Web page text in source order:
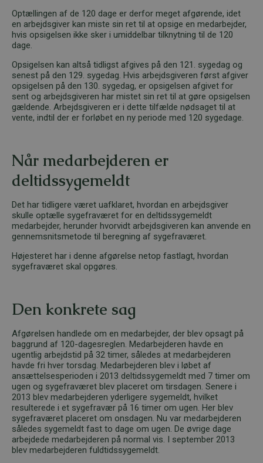
Optællingen af de 120 dage er derfor meget afgørende, idet
en arbejdsgiver kan miste sin ret til at opsige en medarbejder,
hvis opsigelsen ikke sker i umiddelbar tilknytning til de 120
dage.
Opsigelsen kan altså tidligst afgives på den 121. sygedag og
senest på den 129. sygedag. Hvis arbejdsgiveren først afgiver
opsigelsen på den 130. sygedag, er opsigelsen afgivet for
sent og arbejdsgiveren har mistet sin ret til at gøre opsigelsen
gældende. Arbejdsgiveren er i dette tilfælde nødsaget til at
vente, indtil der er forløbet en ny periode med 120 sygedage.
Når medarbejderen er
deltidssygemeldt
Det har tidligere været uafklaret, hvordan en arbejdsgiver
skulle optælle sygefraværet for en deltidssygemeldt
medarbejder, herunder hvorvidt arbejdsgiveren kan anvende en
gennemsnitsmetode til beregning af sygefraværet.
Højesteret har i denne afgørelse netop fastlagt, hvordan
sygefraværet skal opgøres.
Den konkrete sag
Afgørelsen handlede om en medarbejder, der blev opsagt på
baggrund af 120-dagesreglen. Medarbejderen havde en
ugentlig arbejdstid på 32 timer, således at medarbejderen
havde fri hver torsdag. Medarbejderen blev i løbet af
ansættelsesperioden i 2013 deltidssygemeldt med 7 timer om
ugen og sygefraværet blev placeret om tirsdagen. Senere i
2013 blev medarbejderen yderligere sygemeldt, hvilket
resulterede i et sygefravær på 16 timer om ugen. Her blev
sygefraværet placeret om onsdagen. Nu var medarbejderen
således sygemeldt fast to dage om ugen. De øvrige dage
arbejdede medarbejderen på normal vis. I september 2013
blev medarbejderen fuldtidssygemeldt.